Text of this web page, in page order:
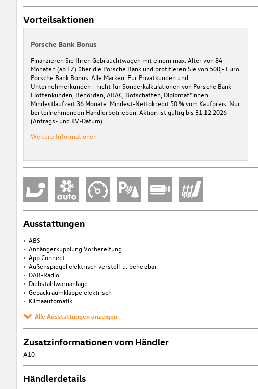
Vorteilsaktionen
Porsche Bank Bonus
Finanzieren Sie Ihren Gebrauchtwagen mit einem max. Alter von 84
Monaten (ab EZ) über die Porsche Bank und profitieren Sie von 500,- Euro
Porsche Bank Bonus. Alle Marken. Für Privatkunden und
Unternehmerkunden - nicht für Sonderkalkulationen von Porsche Bank
Flottenkunden, Behörden, ARAC, Botschaften, Diplomat*innen.
Mindestlaufzeit 36 Monate. Mindest-Nettokredit 50 % vom Kaufpreis. Nur
bei teilnehmenden Händlerbetrieben. Aktion ist gültig bis 31.12.2026
(Antrags- und KV-Datum).
Weitere Informationen
Ausstattungen
ABS
Anhängerkupplung Vorbereitung
App Connect
Außenspiegel elektrisch verstell-u. beheizbar
DAB-Radio
Diebstahlwarnanlage
Gepäckraumklappe elektrisch
Klimaautomatik
Alle Ausstattungen anzeigen
Zusatzinformationen vom Händler
A10
Händlerdetails